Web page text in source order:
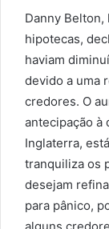
Danny
hipotecas,
haviam
devido a uma
credores. O
antecipação à
Inglaterra,
tranquiliza os
desejam
para pânico,